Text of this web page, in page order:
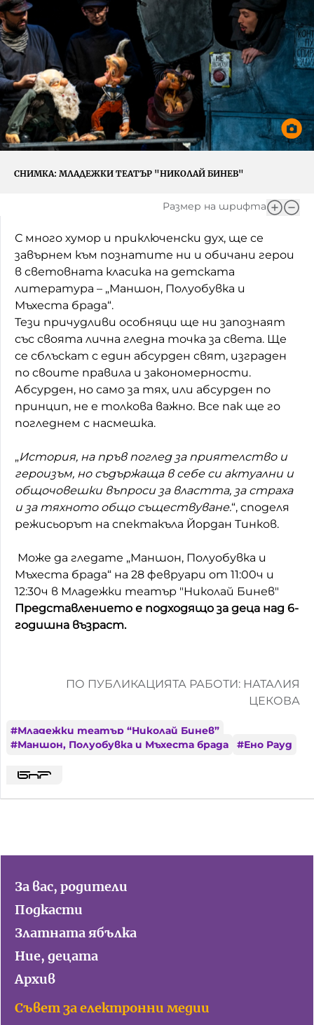
Фантазирай
Приказки
История на изкуството
Музикална кутийка
От соул до рокендрол
Златната ябълка
Непознатите думи
Като Айнщайн
Домашен любимец
Питаме Ви
До ре ми
Игри
Кои сме ние?
За вас, родители
БНР
БНР Новини
Архивен фонд на БНР
СНИМКА: МЛАДЕЖКИ ТЕАТЪР "НИКОЛАЙ БИНЕВ"
Размер на шрифта
С много хумор и приключенски дух, ще се
завърнем към познатите ни и обичани герои
в световната класика на детската
литература – „Маншон, Полуобувка и
Мъхеста брада“.
Тези причудливи особняци ще ни запознаят
със своята лична гледна точка за света. Ще
се сблъскат с един абсурден свят, изграден
по своите правила и закономерности.
Абсурден, но само за тях, или абсурден по
принцип, не е толкова важно. Все пак ще го
погледнем с насмешка.
„История, на пръв поглед за приятелство и
героизъм, но съдържаща в себе си актуални и
общочовешки въпроси за властта, за страха
и за тяхното общо съществуване.“, споделя
режисьорът на спектакъла Йордан Тинков.
Може да гледате „Маншон, Полуобувка и
Мъхеста брада“ на 28 февруари от 11:00ч и
12:30ч в Младежки театър "Николай Бинев"
Представлението е подходящо за деца над 6-
годишна възраст.
ПО ПУБЛИКАЦИЯТА РАБОТИ: НАТАЛИЯ
ЦЕКОВА
#Младежки театър “Николай Бинев”
#Маншон, Полуобувка и Мъхеста брада #Ено Рауд
За вас, родители
Подкасти
Златната ябълка
Ние, децата
Архив
Съвет за електронни медии